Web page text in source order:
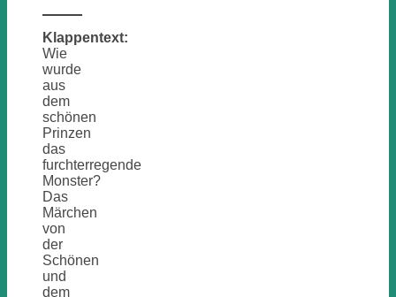
Klappentext:
Wie
wurde
aus
dem
schönen
Prinzen
das
furchterregende
Monster?
Das
Märchen
von
der
Schönen
und
dem